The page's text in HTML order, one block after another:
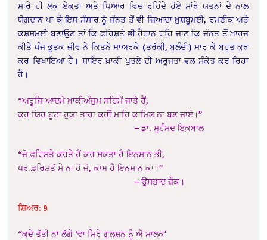
ਸਾਰੇ ਹੀ ਲੋਕ ਏਕਤਾ ਅਤੇ ਪਿਆਰ ਵਿਚ ਰਹਿੰਦੇ ਹੋਏ ਸਾਂਝੇ ਯਤਨਾਂ ਦੇ ਨਾਲ
ਯੋਗਦਾਨ ਪਾ ਕੇ ਇਸ ਸੰਸਾਰ ਨੂੰ ਜੰਨਤ ਤੋਂ ਵੀ ਜ਼ਿਆਦਾ ਖ਼ੁਸ਼ਬੂਮਈ, ਰਮਣੀਕ ਅਤੇ
ਕਸ਼ਸ਼ਮਈ ਬਣਾਉਣ ਤਾਂ ਕਿ ਫ਼ਰਿਸ਼ਤੇ ਭੀ ਹੈਰਾਨ ਰਹਿ ਜਾਣ ਕਿ ਜੰਨਤ ਤੋਂ ਖ਼ਾਰਜ
ਕੀਤੇ ਪੰਜ ਭੂਤਕ ਜੀਵ ਨੇ ਕਿਤਨੇ ਮਾਅਰਕੇ (ਤਰੱਕੀ, ਬੁਲੰਦੀ) ਮਾਰ ਕੇ ਬਹੁਤ ਕੁਝ
ਕਰ ਵਿਖਾਇਆ ਹੈ। ਸ਼ਾਇਰ ਖ਼ਾਕੀ ਪੁਤਲੇ ਦੀ ਅਰੂਜਤਾ ਵਲ ਸੰਕੇਤ ਕਰ ਰਿਹਾ
ਹੈ।
“ਅਰੂਜਿ ਆਦਮੇ ਖ਼ਾਕੀਅੰਜੁਮ ਸਹਿਮੇਂ ਜਾਤੇ ਹੈਂ,
ਕਹ ਯਿਹ ਟੂਟਾ ਹੁਯਾ ਤਾਰਾ ਕਹੀਂ ਮਾਹਿ ਕਾਮਿਲ ਨਾ ਬਣ ਜਾਏ।”
– ਡਾ. ਮੁਹੰਮਦ ਇਕ਼ਬਾਲ
“ਜੋ ਫ਼ਰਿਸ਼ਤੇ ਕਰਤੇ ਹੈਂ ਕਰ ਸਕਤਾ ਹੈ ਇਨਸਾਨ ਭੀ,
ਪਰ ਫ਼ਰਿਸ਼ਤੋਂ ਸੇ ਨਾ ਹੋ ਜੋ, ਕਾਮ ਹੈ ਇਨਸਾਨ ਕਾ।”
– ਉਸਤਾਦ ਜ਼ੌਕ਼।
ਸ਼ਿਅਰ: 9
“ਕਦੇ ਤੱਤੀ ਨਾ ਲੱਗੇ ‘ਵਾ ਮਿਰੇ ਗੁਲਸ਼ਨ ਨੂੰ ਐ ਮਾਲਕ’